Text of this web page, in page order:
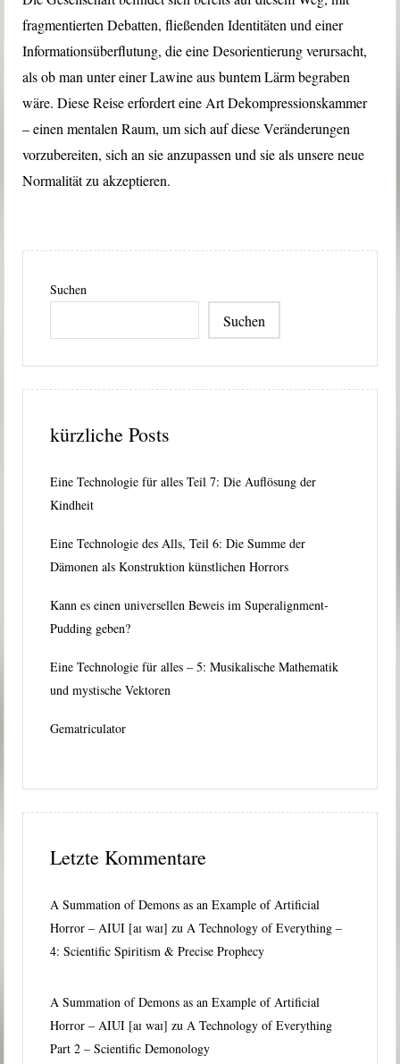
fragmentierten Debatten, fließenden Identitäten und einer
Informationsüberflutung, die eine Desorientierung verursacht,
als ob man unter einer Lawine aus buntem Lärm begraben
wäre. Diese Reise erfordert eine Art Dekompressionskammer
– einen mentalen Raum, um sich auf diese Veränderungen
vorzubereiten, sich an sie anzupassen und sie als unsere neue
Normalität zu akzeptieren.
Suchen
Suchen
kürzliche Posts
Eine Technologie für alles Teil 7: Die Auflösung der
Kindheit
Eine Technologie des Alls, Teil 6: Die Summe der
Dämonen als Konstruktion künstlichen Horrors
Kann es einen universellen Beweis im Superalignment-
Pudding geben?
Eine Technologie für alles – 5: Musikalische Mathematik
und mystische Vektoren
Gematriculator
Letzte Kommentare
A Summation of Demons as an Example of Artificial
Horror – AIUI [aɪ waɪ] zuA Technology of Everything –
4: Scientific Spiritism & Precise Prophecy
A Summation of Demons as an Example of Artificial
Horror – AIUI [aɪ waɪ] zuA Technology of Everything
Part 2 – Scientific Demonology